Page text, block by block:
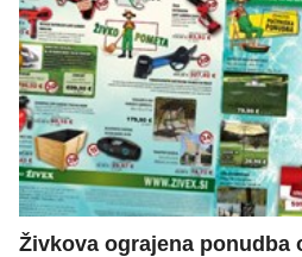
Živkova ograjena ponudba